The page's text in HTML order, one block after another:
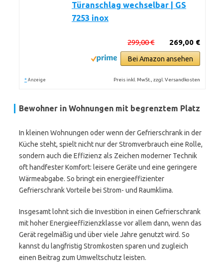
Türanschlag wechselbar | GS
7253 inox
269,00 €
299,00 €
Bei Amazon ansehen
* Anzeige Preis inkl. MwSt., zzgl. Versandkosten
Bewohner in Wohnungen mit begrenztem Platz
In kleinen Wohnungen oder wenn der Gefrierschrank in der
Küche steht, spielt nicht nur der Stromverbrauch eine Rolle,
sondern auch die Effizienz als Zeichen moderner Technik
oft handfester Komfort: leisere Geräte und eine geringere
Wärmeabgabe. So bringt ein energieeffizienter
Gefrierschrank Vorteile bei Strom- und Raumklima.
Insgesamt lohnt sich die Investition in einen Gefrierschrank
mit hoher Energieeffizienzklasse vor allem dann, wenn das
Gerät regelmäßig und über viele Jahre genutzt wird. So
kannst du langfristig Stromkosten sparen und zugleich
einen Beitrag zum Umweltschutz leisten.